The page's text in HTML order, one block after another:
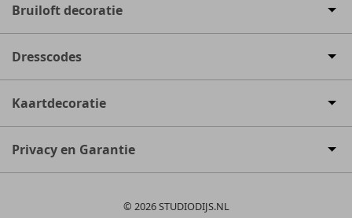
Bruiloft decoratie
Dresscodes
Kaartdecoratie
Privacy en Garantie
© 2026 STUDIODIJS.NL